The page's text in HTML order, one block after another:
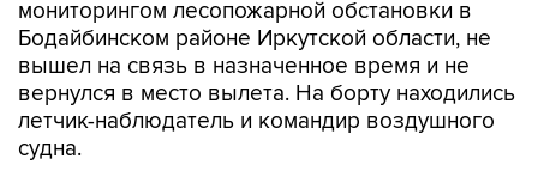
5 августа экипаж пропавшего самолетавышел
на связь. Пилот и летчик-наблюдатель
забрались на сопку и по самостоятельно
собранной радиостанции передали свои
координаты пролетавшему самолету,
следовавшему по маршруту Бодайбо - Иркутск.